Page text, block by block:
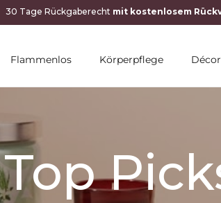
Flammenlos Körperpflege Décor
Top